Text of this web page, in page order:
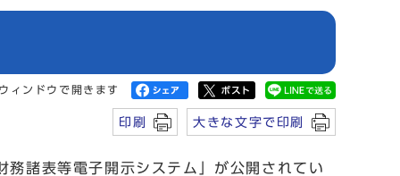
ィンドウで開きます
印刷 大きな文字で印刷
諸表等電子開示システム」が公開されてい